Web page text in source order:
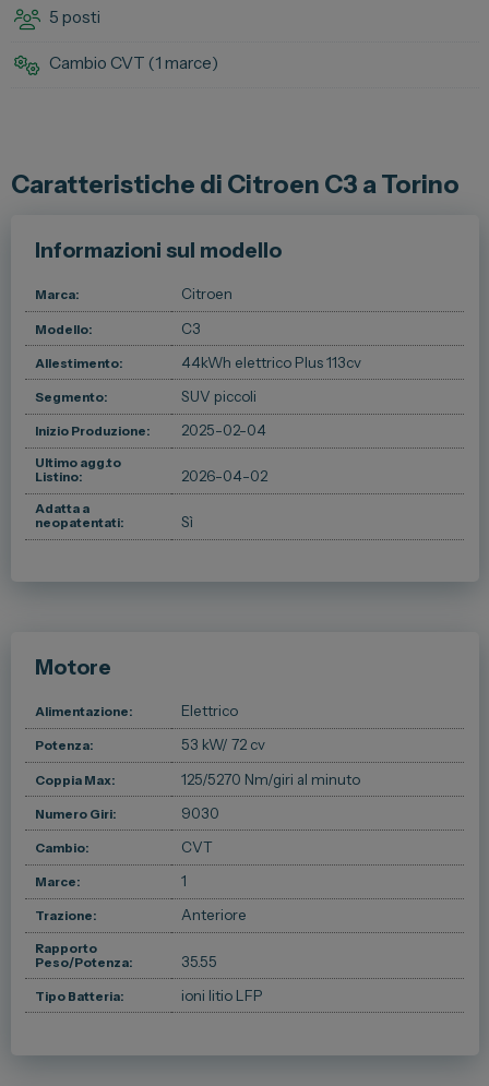
Spazio Campus
Lavora con noi
Telefono Vendita
011 22 51 711
Telefono Officina
Email
spazio@spaziogroup.com
5 posti
Cambio CVT (1 marce)
Caratteristiche di Citroen C3 a Torino
Informazioni sul modello
Marca: Citroen
Modello: C3
Allestimento: 44kWh elettrico Plus 113cv
Segmento: SUV piccoli
Inizio Produzione: 2025-02-04
Ultimo agg.to
Listino:
2026-04-02
Adatta a
neopatentati:
Sì
Motore
Alimentazione: Elettrico
Potenza: 53 kW/ 72 cv
Coppia Max: 125/5270 Nm/giri al minuto
Numero Giri: 9030
Cambio: CVT
Marce: 1
Trazione: Anteriore
Rapporto
Peso/Potenza:
35.55
Tipo Batteria: ioni litio LFP